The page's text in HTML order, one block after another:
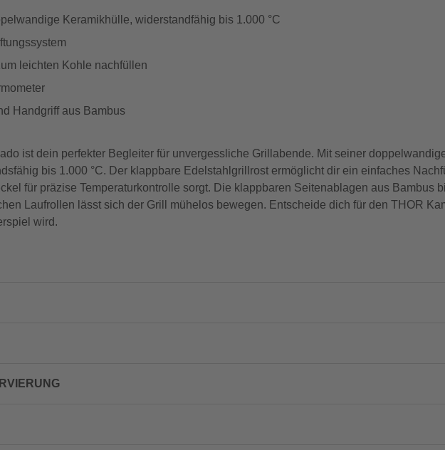
Keramikhülle, widerstandfähig bis 1.000 °C
leichten Kohle nachfüllen
Handgriff aus Bambus
ist dein perfekter Begleiter für unvergessliche Grillabende. Mit seiner
bis 1.000 °C. Der klappbare Edelstahlgrillrost ermöglicht dir ein einfaches
für präzise Temperaturkontrolle sorgt. Die klappbaren Seitenablagen aus Bambus
Laufrollen lässt sich der Grill mühelos bewegen. Entscheide dich für den THOR
wird.